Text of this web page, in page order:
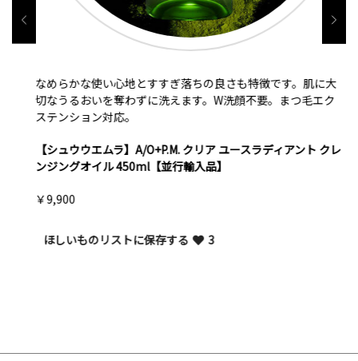
なめらかな使い心地とすすぎ落ちの良さも特徴です。肌に大
切なうるおいを奪わずに洗えます。W洗顔不要。まつ毛エク
ステンション対応。
【シュウウエムラ】A/O+P.M. クリア ユースラディアント クレ
ンジングオイル 450ml【並行輸入品】
￥9,900
ほしいものリストに保存する 3